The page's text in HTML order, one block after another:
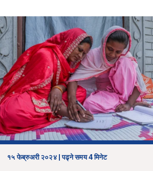
१५ फेब्रुअरी २०२४ | पढ्ने समय 4 मिनेट